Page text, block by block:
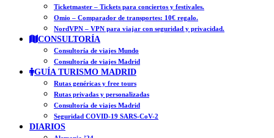
Ticketmaster – Tickets para conciertos y festivales.
Omio – Comparador de transportes: 10€ regalo.
NordVPN – VPN para viajar con seguridad y privacidad.
CONSULTORÍA
Consultoría de viajes Mundo
Consultoría de viajes Madrid
GUÍA TURISMO MADRID
Rutas genéricas y free tours
Rutas privadas y personalizadas
Consultoría de viajes Madrid
Seguridad COVID-19 SARS-CoV-2
DIARIOS